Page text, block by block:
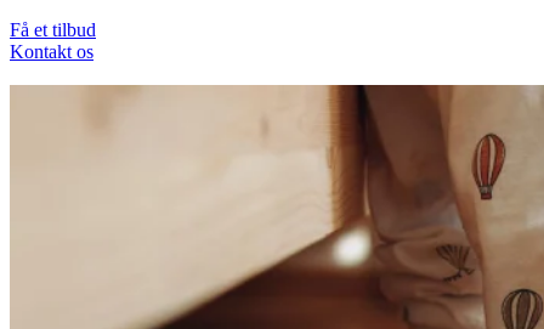
Få et tilbud
Kontakt os